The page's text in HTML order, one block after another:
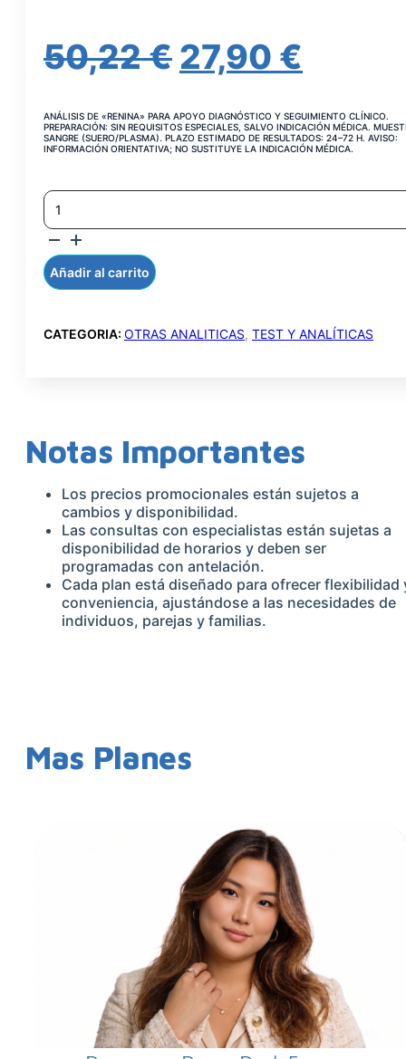
50,22€ EL
ORIGINAL
50,22 €.
27,90 €
27,90
ANÁLISIS DE «RENINA» PARA APOYO DIAGNÓSTICO Y SEGUIMIENTO CLÍNICO.
PREPARACIÓN: SIN REQUISITOS ESPECIALES, SALVO INDICACIÓN MÉDICA.
SANGRE (SUERO/PLASMA). PLAZO ESTIMADO DE RESULTADOS: 24–72 H. AVISO:
INFORMACIÓN ORIENTATIVA; NO SUSTITUYE LA INDICACIÓN MÉDICA.
RENINA
ACTIVIDAD
PLASMA
CANTIDAD
Añadir al carrito
CATEGORIA: OTRAS ANALITICAS, TEST Y ANALÍTICAS
Notas Importantes
Los precios promocionales están sujetos a
cambios y disponibilidad.
Las consultas con especialistas están sujetas a
disponibilidad de horarios y deben ser
programadas con antelación.
Cada plan está diseñado para ofrecer flexibilidad
conveniencia, ajustándose a las necesidades de
individuos, parejas y familias.
Mas Planes